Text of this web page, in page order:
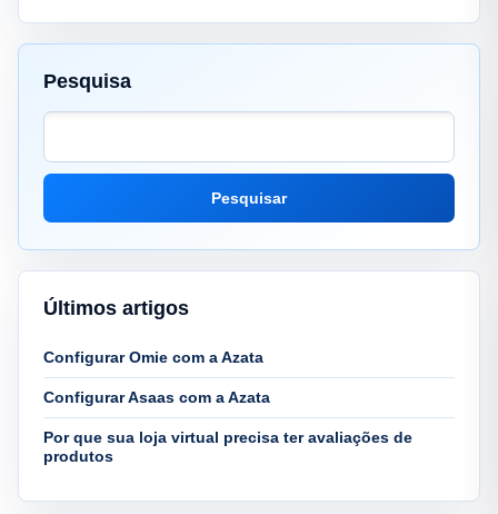
Pesquisa
Pesquisar
Últimos artigos
Configurar Omie com a Azata
Configurar Asaas com a Azata
Por que sua loja virtual precisa ter avaliações de
produtos